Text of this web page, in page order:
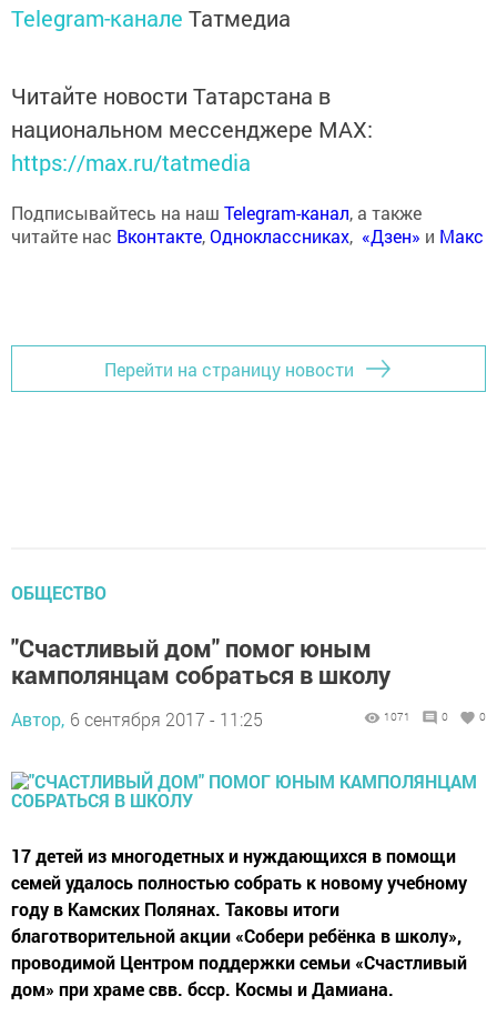
Telegram-канале Татмедиа
Читайте новости Татарстана в
национальном мессенджере MАХ:
https://max.ru/tatmedia
Подписывайтесь на наш Telegram-канал, а также
читайте нас Вконтакте,Одноклассниках, «Дзен» и Макс
Перейти на страницу новости
ОБЩЕСТВО
"Счастливый дом" помог юным
камполянцам собраться в школу
Автор, 6 сентября 2017 - 11:25 1071 0 0
17 детей из многодетных и нуждающихся в помощи
семей удалось полностью собрать к новому учебному
году в Камских Полянах. Таковы итоги
благотворительной акции «Собери ребёнка в школу»,
проводимой Центром поддержки семьи «Счастливый
дом» при храме свв. бсср. Космы и Дамиана.